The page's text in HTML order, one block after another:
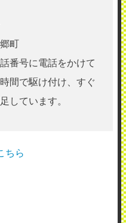
町
番号に電話をかけて
間で駆け付け、すぐ
しています。
ちら